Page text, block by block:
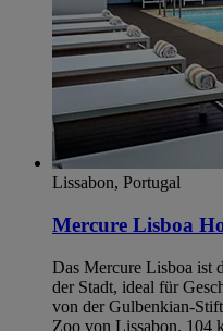
Lissabon, Portugal
Mercure Lisboa
Das Mercure Lisboa ist
der Stadt, ideal für
von der Gulbenkian-
Zoo von Lissabon. 104